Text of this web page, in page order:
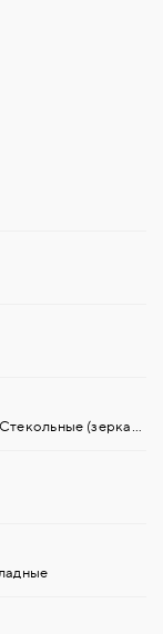
Стекольные (зеркальные) материалы